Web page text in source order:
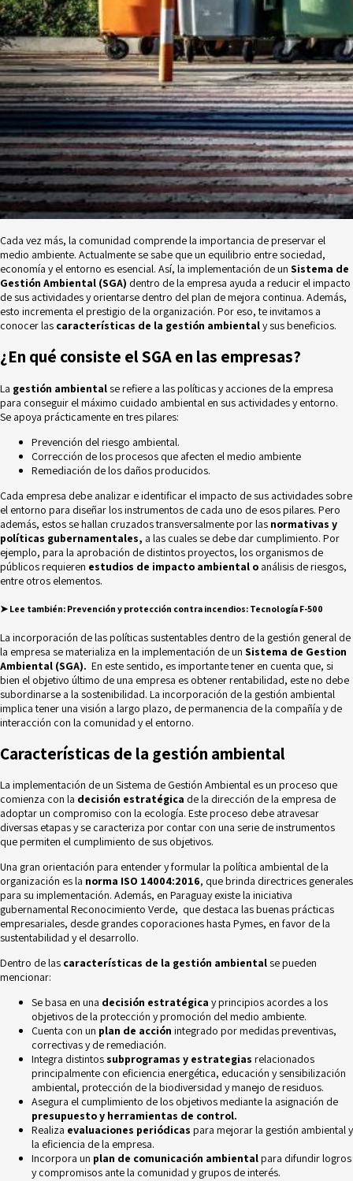
Cada vez más, la comunidad comprende la importancia de preservar el
medio ambiente. Actualmente se sabe que un equilibrio entre sociedad,
economía y el entorno es esencial. Así, la implementación de un Sistema de
Gestión Ambiental (SGA) dentro de la empresa ayuda a reducir el impacto
de sus actividades y orientarse dentro del plan de mejora continua. Además,
esto incrementa el prestigio de la organización. Por eso, te invitamos a
conocer las características de la gestión ambientaly sus beneficios.
¿En qué consiste el SGA en las empresas?
La gestión ambientalse refiere a las políticas y acciones de la empresa
para conseguir el máximo cuidado ambiental en sus actividades y entorno.
Se apoya prácticamente en tres pilares:
Prevención del riesgo ambiental.
Corrección de los procesos que afecten el medio ambiente
Remediación de los daños producidos.
Cada empresa debe analizar e identificar el impacto de sus actividades sobre
el entorno para diseñar los instrumentos de cada uno de esos pilares. Pero
además, estos se hallan cruzados transversalmente por las normativas y
políticas gubernamentales, a las cuales se debe dar cumplimiento. Por
ejemplo, para la aprobación de distintos proyectos, los organismos de
públicos requieren estudios de impacto ambiental o análisis de riesgos,
entre otros elementos.
➤ Lee también: Prevención y protección contra incendios: Tecnología F-500
La incorporación de las políticas sustentables dentro de la gestión general de
la empresa se materializa en la implementación de un Sistema de Gestion
Ambiental (SGA). En este sentido, es importante tener en cuenta que, si
bien el objetivo último de una empresa es obtener rentabilidad, este no debe
subordinarse a la sostenibilidad. La incorporación de la gestión ambiental
implica tener una visión a largo plazo, de permanencia de la compañía y de
interacción con la comunidad y el entorno.
Características de la gestión ambiental
La implementación de un Sistema de Gestión Ambiental es un proceso que
comienza con la decisión estratégica de la dirección de la empresa de
adoptar un compromiso con la ecología. Este proceso debe atravesar
diversas etapas y se caracteriza por contar con una serie de instrumentos
que permiten el cumplimiento de sus objetivos.
Una gran orientación para entender y formular la política ambiental de la
organización es la norma ISO 14004:2016, que brinda directrices generales
para su implementación. Además, en Paraguay existe la iniciativa
gubernamentalReconocimiento Verde, que destaca las buenas prácticas
empresariales, desde grandes coporaciones hasta Pymes, en favor de la
sustentabilidad y el desarrollo.
Dentro de las características de la gestión ambientalse pueden
mencionar:
Se basa en una decisión estratégica y principios acordes a los
objetivos de la protección y promoción del medio ambiente.
Cuenta con un plan de acción integrado por medidas preventivas,
correctivas y de remediación.
Integra distintos subprogramas y estrategias relacionados
principalmente con eficiencia energética, educación y sensibilización
ambiental, protección de la biodiversidad y manejo de residuos.
Asegura el cumplimiento de los objetivos mediante la asignación de
presupuesto y herramientas de control.
Realiza evaluaciones periódicas para mejorar la gestión ambiental y
la eficiencia de la empresa.
Incorpora un plan de comunicación ambientalpara difundir logros
y compromisos ante la comunidad y grupos de interés.